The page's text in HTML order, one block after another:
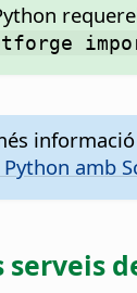
amb
serveis